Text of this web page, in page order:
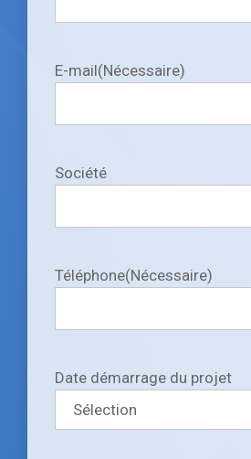
E-mail(Nécessaire)
Société
Téléphone(Nécessaire)
Date démarrage du projet